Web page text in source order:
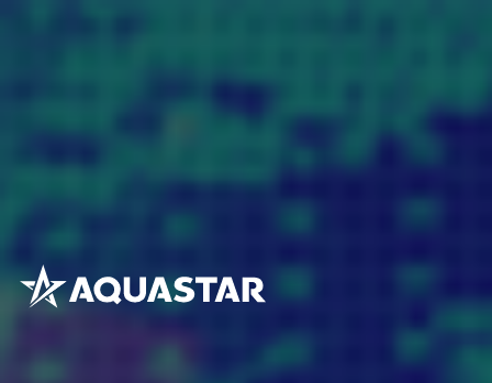
03-5550-8511
（営業時間：平日9:30〜18:30）
資料請求はこちら